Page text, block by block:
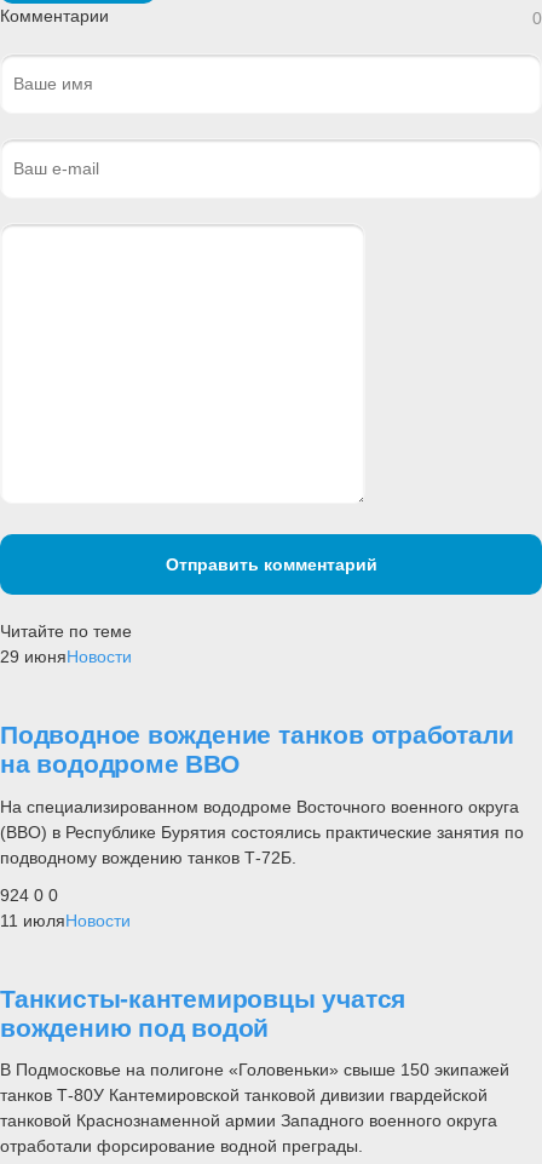
Комментарии 0
Отправить комментарий
Читайте по теме
29 июняНовости
Подводное вождение танков отработали
на вододроме ВВО
На специализированном вододроме Восточного военного округа
(ВВО) в Республике Бурятия состоялись практические занятия по
подводному вождению танков Т-72Б.
924 0 0
11 июляНовости
Танкисты-кантемировцы учатся
вождению под водой
В Подмосковье на полигоне «Головеньки» свыше 150 экипажей
танков Т-80У Кантемировской танковой дивизии гвардейской
танковой Краснознаменной армии Западного военного округа
отработали форсирование водной преграды.